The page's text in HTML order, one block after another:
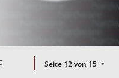
Seite 12 von 15